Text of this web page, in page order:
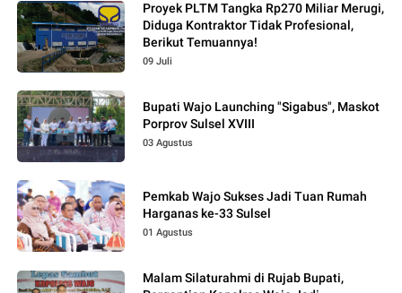
Proyek PLTM Tangka Rp270 Miliar Merugi,
Diduga Kontraktor Tidak Profesional,
Berikut Temuannya!
09 Juli
Bupati Wajo Launching "Sigabus", Maskot
Porprov Sulsel XVIII
03 Agustus
Pemkab Wajo Sukses Jadi Tuan Rumah
Harganas ke-33 Sulsel
01 Agustus
Malam Silaturahmi di Rujab Bupati,